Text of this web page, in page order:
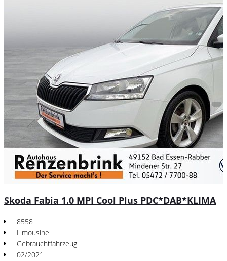
Skoda Fabia 1.0 MPI Cool Plus PDC*DAB*KLIMA
8558
Limousine
Gebrauchtfahrzeug
02/2021